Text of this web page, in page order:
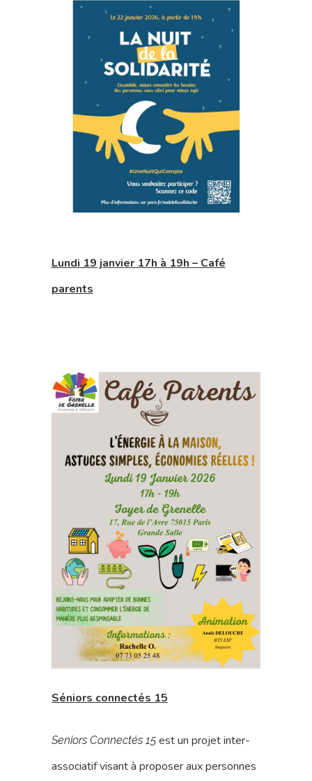
Lundi 19 janvier 17h à 19h – Café
parents
Séniors connectés 15
Seniors Connectés 15est un projet inter-
associatif visant à proposer aux personnes
17 rue de l’Avre
PARIS -
01.45.79.51.50
Qui
Agenda